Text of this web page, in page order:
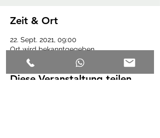
Zeit & Ort
22. Sept. 2021, 09:00
Ort wird bekanntgegeben
Diese Veranstaltung teilen